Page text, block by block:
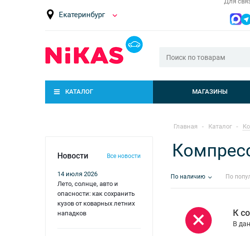
Екатеринбург
КАТАЛОГ МАГАЗИНЫ
Новости Все новости
14 июля 2026
Лето, солнце, авто и
опасности: как сохранить
кузов от коварных летних
нападков
Главная - Каталог -
По наличию По
К
В